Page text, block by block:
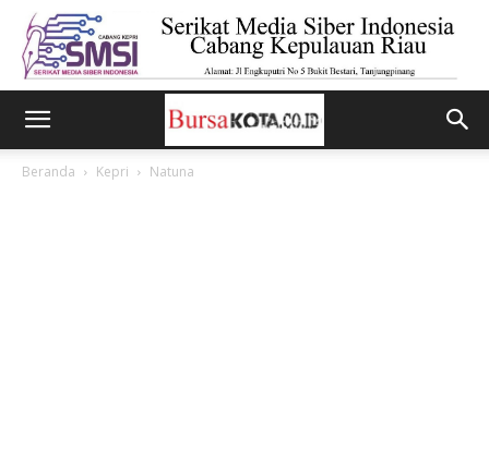
Beranda Kepri Natuna